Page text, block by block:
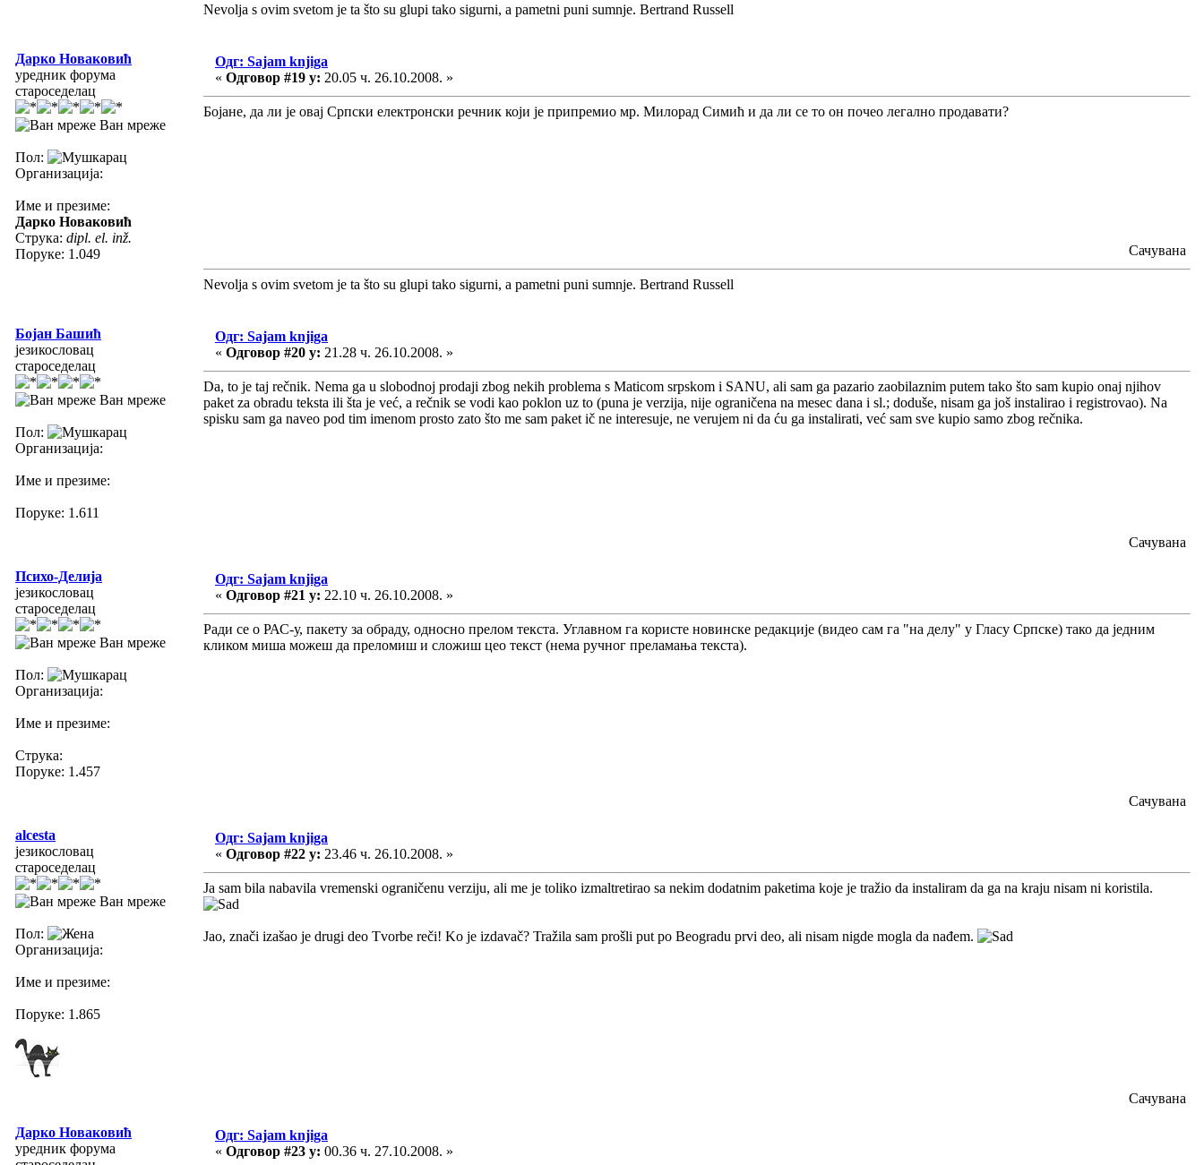
Nevolja s ovim svetom je ta što su glupi tako sigurni, a pametni puni sumnje. Bertrand Russell
Дарко Новаковић
уредник форума
староседелац
Ван мреже
Пол:
Организација:
Име и презиме:
Дарко Новаковић
Струка: dipl. el. inž.
Поруке: 1.049
Одг: Sajam knjiga
« Одговор #19 у: 20.05 ч. 26.10.2008. »
Бојане, да ли је овај Српски електронски речник који је припремио мр. Милорад Симић и да ли се то он почео легално продавати?
Сачувана
Nevolja s ovim svetom je ta što su glupi tako sigurni, a pametni puni sumnje. Bertrand Russell
Бојан Башић
језикословац
староседелац
Ван мреже
Пол:
Организација:
Име и презиме:
Поруке: 1.611
Одг: Sajam knjiga
« Одговор #20 у: 21.28 ч. 26.10.2008. »
Da, to je taj rečnik. Nema ga u slobodnoj prodaji zbog nekih problema s Maticom srpskom i SANU, ali sam ga pazario zaobilaznim putem tako što sam kupio onaj njihov
paket za obradu teksta ili šta je već, a rečnik se vodi kao poklon uz to (puna je verzija, nije ograničena na mesec dana i sl.; doduše, nisam ga još instalirao i registrovao). Na
spisku sam ga naveo pod tim imenom prosto zato što me sam paket ič ne interesuje, ne verujem ni da ću ga instalirati, već sam sve kupio samo zbog rečnika.
Сачувана
Психо-Делија
језикословац
староседелац
Ван мреже
Пол:
Организација:
Име и презиме:
Струка:
Поруке: 1.457
Одг: Sajam knjiga
« Одговор #21 у: 22.10 ч. 26.10.2008. »
Ради се о РАС-у, пакету за обраду, односно прелом текста. Углавном га користе новинске редакције (видео сам га "на делу" у Гласу Српске) тако да једним
кликом миша можеш да преломиш и сложиш цео текст (нема ручног преламања текста).
Сачувана
alcesta
језикословац
староседелац
Ван мреже
Пол:
Организација:
Име и презиме:
Поруке: 1.865
Одг: Sajam knjiga
« Одговор #22 у: 23.46 ч. 26.10.2008. »
Ja sam bila nabavila vremenski ograničenu verziju, ali me je toliko izmaltretirao sa nekim dodatnim paketima koje je tražio da instaliram da ga na kraju nisam ni koristila.
Jao, znači izašao je drugi deo Tvorbe reči! Ko je izdavač? Tražila sam prošli put po Beogradu prvi deo, ali nisam nigde mogla da nađem.
Сачувана
Дарко Новаковић
уредник форума
Одг: Sajam knjiga
« Одговор #23 у: 00.36 ч. 27.10.2008. »